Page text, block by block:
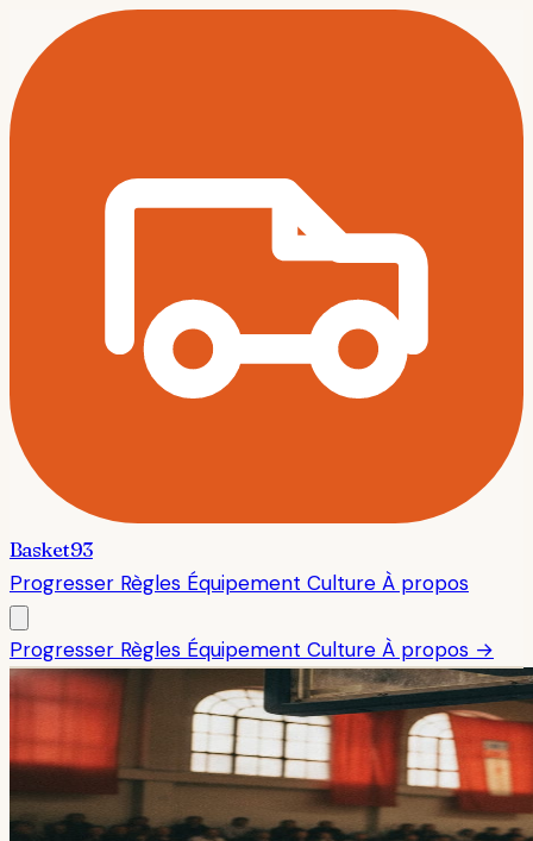
Basket93
Progresser Règles Équipement Culture À propos
Progresser Règles Équipement Culture À propos →